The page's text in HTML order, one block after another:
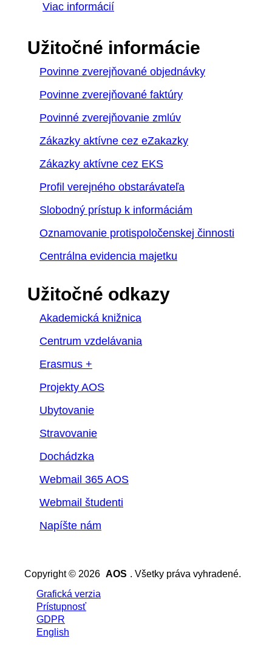
Viac informácií
Užitočné informácie
Povinne zverejňované objednávky
Povinne zverejňované faktúry
Povinné zverejňovanie zmlúv
Zákazky aktívne cez eZakazky
Zákazky aktívne cez EKS
Profil verejného obstarávateľa
Slobodný prístup k informáciám
Oznamovanie protispoločenskej činnosti
Centrálna evidencia majetku
Užitočné odkazy
Akademická knižnica
Centrum vzdelávania
Erasmus +
Projekty AOS
Ubytovanie
Stravovanie
Dochádzka
Webmail 365 AOS
Webmail študenti
Napíšte nám
Copyright © 2026 AOS . Všetky práva vyhradené.
Grafická verzia
Prístupnosť
GDPR
English